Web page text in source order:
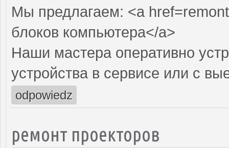
Мы предлагаем: <a
блоков компьютера</a>
Наши мастера оперативно
устройства в сервисе или с
odpowiedz
ремонт проекторов